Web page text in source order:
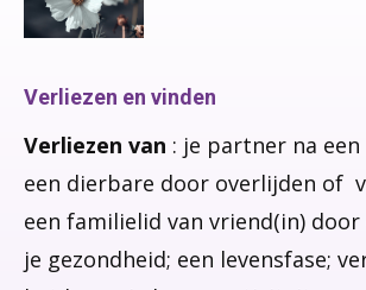
Verliezen en vinden
Verliezen van : je partner na
een dierbare door overlijden of
een familielid van vriend(in)
je gezondheid; een levensfase;